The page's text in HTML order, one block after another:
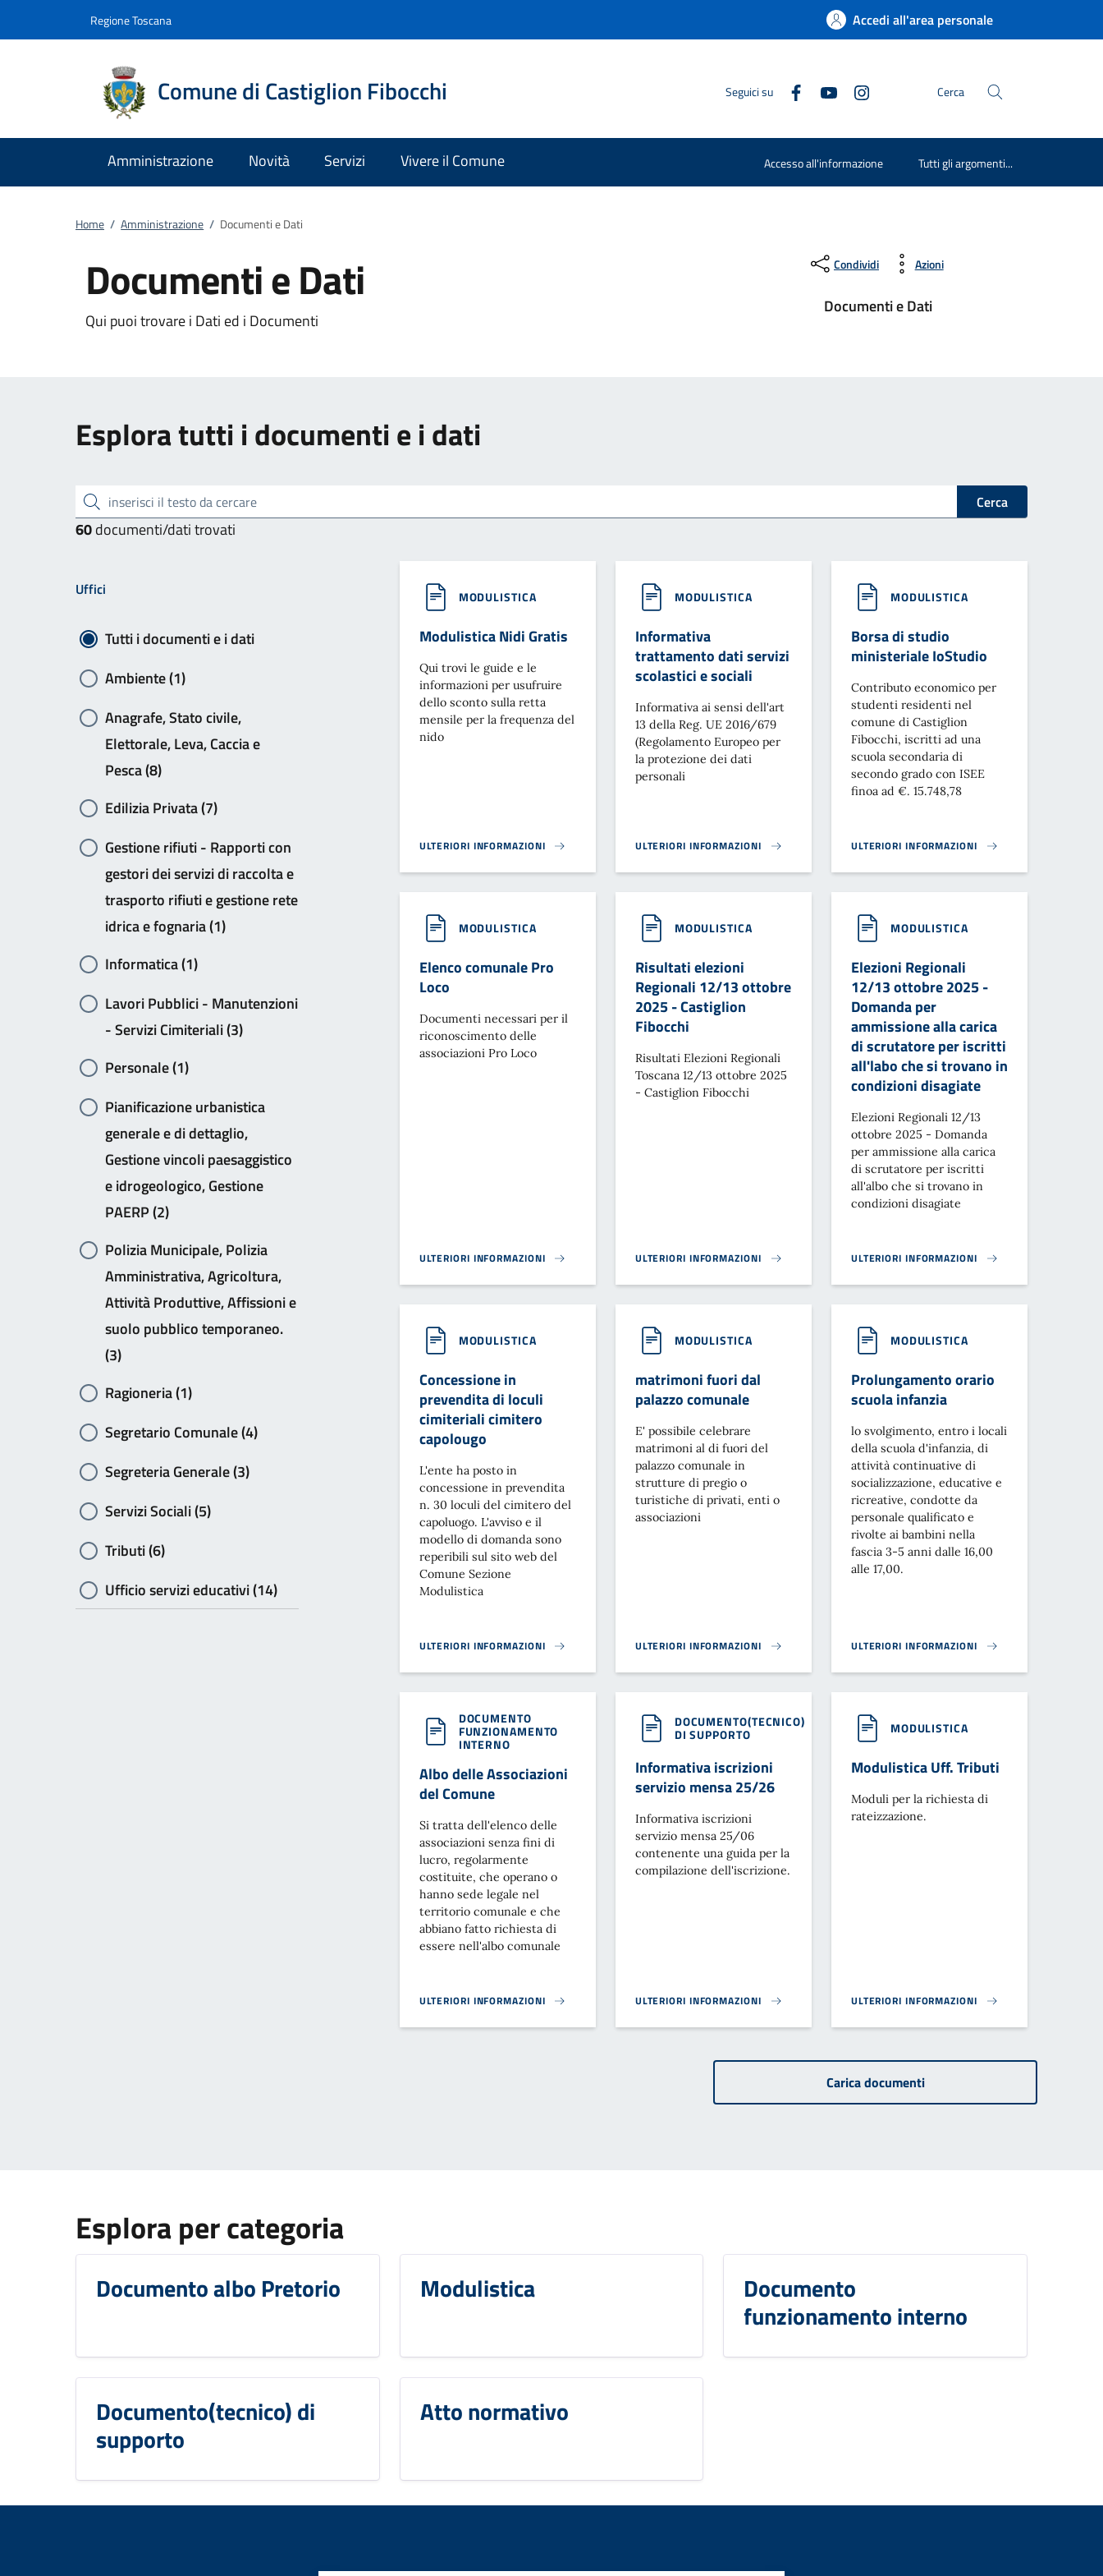
Regione Toscana Accedi all'area personale
Comune di Castiglion Fibocchi Seguici su Cerca
Amministrazione Novità Servizi Vivere il Comune Accesso all'informazione Tutti gli argomenti...
Home / Amministrazione / Documenti e Dati
Documenti e Dati
Qui puoi trovare i Dati ed i Documenti
Condividi Azioni
Documenti e Dati
Esplora tutti i documenti e i dati
inserisci il testo da cercare Cerca
60documenti/dati trovati
Uffici
Tutti i documenti e i dati
Ambiente (1)
Anagrafe, Stato civile,
Elettorale, Leva, Caccia e
Pesca (8)
Edilizia Privata (7)
Gestione rifiuti - Rapporti con
gestori dei servizi di raccolta e
trasporto rifiuti e gestione rete
idrica e fognaria (1)
Informatica (1)
Lavori Pubblici - Manutenzioni
- Servizi Cimiteriali (3)
Personale (1)
Pianificazione urbanistica
generale e di dettaglio,
Gestione vincoli paesaggistico
e idrogeologico, Gestione
PAERP (2)
Polizia Municipale, Polizia
Amministrativa, Agricoltura,
Attività Produttive, Affissioni e
suolo pubblico temporaneo.
(3)
Ragioneria (1)
Segretario Comunale (4)
Segreteria Generale (3)
Servizi Sociali (5)
Tributi (6)
Ufficio servizi educativi (14)
MODULISTICA
Modulistica Nidi Gratis
Qui trovi le guide e le
informazioni per usufruire
dello sconto sulla retta
mensile per la frequenza del
nido
ULTERIORI INFORMAZIONI
MODULISTICA NIDI GRATIS }
MODULISTICA
Informativa
trattamento dati servizi
scolastici e sociali
Informativa ai sensi dell'art
13 della Reg. UE 2016/679
(Regolamento Europeo per
la protezione dei dati
personali
ULTERIORI INFORMAZIONI
INFORMATIVA TRATTAMENTO DATI SERVIZI SCOLASTICI E SOCIALI}
MODULISTICA
Borsa di studio
ministeriale IoStudio
Contributo economico per
studenti residenti nel
comune di Castiglion
Fibocchi, iscritti ad una
scuola secondaria di
secondo grado con ISEE
finoa ad €. 15.748,78
ULTERIORI INFORMAZIONI
BORSA DI STUDIO MINISTERIALE IOSTUDIO}
MODULISTICA
Elenco comunale Pro
Loco
Documenti necessari per il
riconoscimento delle
associazioni Pro Loco
ULTERIORI INFORMAZIONI
ELENCO COMUNALE PRO LOCO}
MODULISTICA
Risultati elezioni
Regionali 12/13 ottobre
2025 - Castiglion
Fibocchi
Risultati Elezioni Regionali
Toscana 12/13 ottobre 2025
- Castiglion Fibocchi
ULTERIORI INFORMAZIONI
RISULTATI ELEZIONI REGIONALI 12/13 OTTOBRE 2025 - CASTIGLION FIBOCCHI}
MODULISTICA
Elezioni Regionali
12/13 ottobre 2025 -
Domanda per
ammissione alla carica
di scrutatore per iscritti
all'labo che si trovano in
condizioni disagiate
Elezioni Regionali 12/13
ottobre 2025 - Domanda
per ammissione alla carica
di scrutatore per iscritti
all'albo che si trovano in
condizioni disagiate
ULTERIORI INFORMAZIONI
ELEZIONI REGIONALI 12/13 OTTOBRE 2025 -
MODULISTICA
Concessione in
prevendita di loculi
cimiteriali cimitero
capolougo
L'ente ha posto in
concessione in prevendita
n. 30 loculi del cimitero del
capoluogo. L'avviso e il
modello di domanda sono
reperibili sul sito web del
Comune Sezione
Modulistica
ULTERIORI INFORMAZIONI
CONCESSIONE IN PREVENDITA DI LOCULI CIMITERIALI CIMITERO CAPOLOUGO}
MODULISTICA
matrimoni fuori dal
palazzo comunale
E' possibile celebrare
matrimoni al di fuori del
palazzo comunale in
strutture di pregio o
turistiche di privati, enti o
associazioni
ULTERIORI INFORMAZIONI
MATRIMONI FUORI DAL PALAZZO COMUNALE}
MODULISTICA
Prolungamento orario
scuola infanzia
lo svolgimento, entro i locali
della scuola d'infanzia, di
attività continuative di
socializzazione, educative e
ricreative, condotte da
personale qualificato e
rivolte ai bambini nella
fascia 3-5 anni dalle 16,00
alle 17,00.
ULTERIORI INFORMAZIONI
PROLUNGAMENTO ORARIO SCUOLA INFANZIA}
DOCUMENTO
FUNZIONAMENTO
INTERNO
Albo delle Associazioni
del Comune
Si tratta dell'elenco delle
associazioni senza fini di
lucro, regolarmente
costituite, che operano o
hanno sede legale nel
territorio comunale e che
abbiano fatto richiesta di
essere nell'albo comunale
ULTERIORI INFORMAZIONI
ALBO DELLE ASSOCIAZIONI DEL COMUNE}
DOCUMENTO(TECNICO)
DI SUPPORTO
Informativa iscrizioni
servizio mensa 25/26
Informativa iscrizioni
servizio mensa 25/06
contenente una guida per la
compilazione dell'iscrizione.
ULTERIORI INFORMAZIONI
INFORMATIVA ISCRIZIONI SERVIZIO MENSA 25/26}
MODULISTICA
Modulistica Uff. Tributi
Moduli per la richiesta di
rateizzazione.
ULTERIORI INFORMAZIONI
MODULISTICA UFF. TRIBUTI}
Carica documenti
Esplora per categoria
Documento albo Pretorio Modulistica Documento
funzionamento interno
Documento(tecnico) di
supporto
Atto normativo